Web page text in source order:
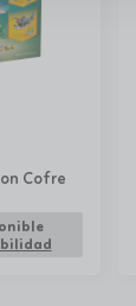
Cofre